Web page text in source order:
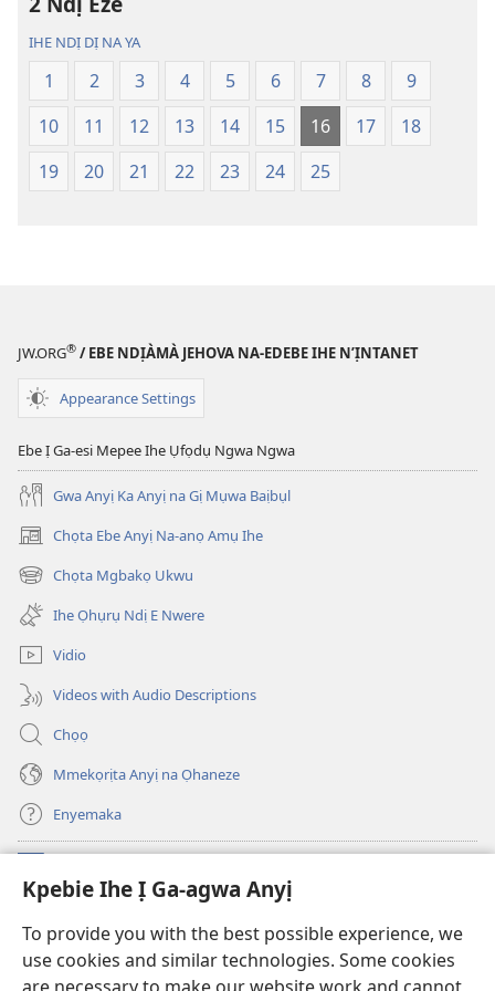
Kpebie Ihe Ị Ga-agwa Anyị
To provide you with the best possible experience, we
use cookies and similar technologies. Some cookies
Ọhụrụ
(Nke
E
Degharịrị
Ọhụrụ
(Nke
E
Degharịrị
IHE NDỊ DỊ NA YA
1 2 3 4 5 6 7 8
9
10
11 12 13 14 15 16 17
18
19
20 21 22 23 24 25
JW.ORG® / EBE NDỊÀMÀ JEHOVA NA-EDEBE IHE N’ỊNTANET
Appearance Settings
Ebe Ị Ga-esi Mepee Ihe Ụfọdụ Ngwa Ngwa
Gwa Anyị Ka Anyị na Gị Mụwa Baịbụl
Chọta Ebe Anyị Na-anọ Amụ Ihe
(ga-
emepere
gị
ebe
ọzọ
ị
anọ
gụọ
ya)
Chọta Mgbakọ Ukwu
(ga-
emepere
gị
ebe
ọzọ
ị
ga-
anọ
ya)
Ihe Ọhụrụ Ndị E Nwere
Vidio
Videos with Audio Descriptions
Chọọ
Mmekọrịta Anyị na Ọhaneze
Enyemaka
(ga-
emepere
ebe
ọzọ
Ọ́bá Akwụkwọ Anyị NKE DỊ N’ỊNTANET™
(ga-
emepere
gị
JW Hub